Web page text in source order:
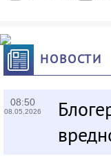
НОВОСТИ
08:50
08.05.2026